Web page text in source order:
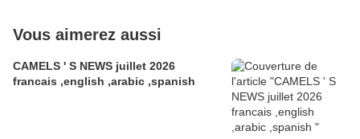
Vous aimerez aussi
CAMELS ' S NEWS juillet 2026
francais ,english ,arabic ,spanish